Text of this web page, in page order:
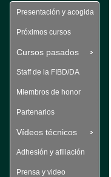
Presentación y acogida
Próximos cursos
Cursos pasados
Staff de la FIBD/DA
Miembros de honor
Partenarios
Vídeos técnicos
Adhesión y afiliación
Prensa y video